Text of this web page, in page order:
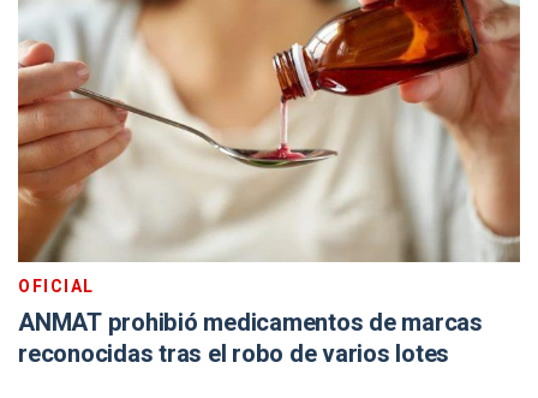
OFICIAL
ANMAT prohibió medicamentos de marcas
reconocidas tras el robo de varios lotes